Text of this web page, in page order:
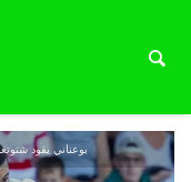
بوعناني يقود